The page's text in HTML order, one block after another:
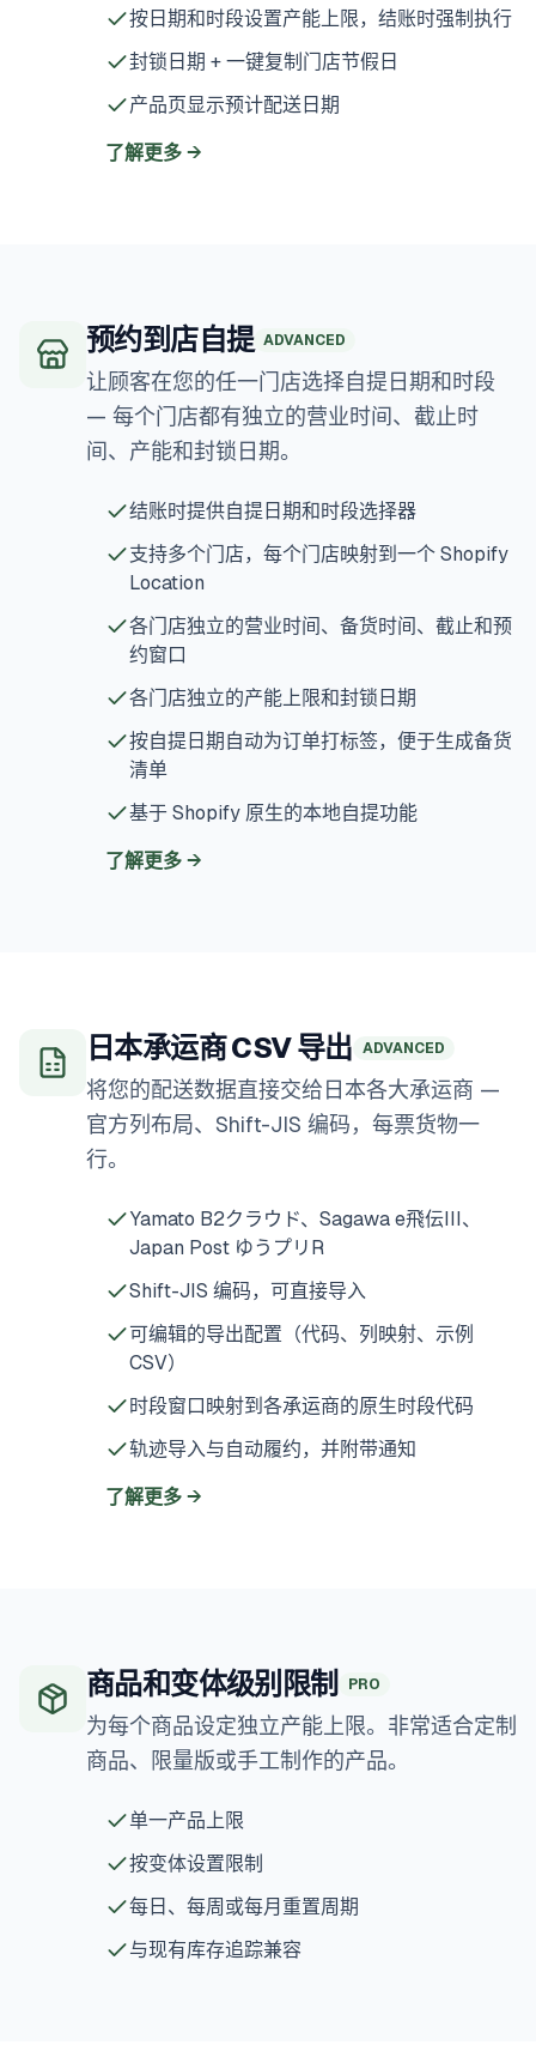
按日期和时段设置产能上限，结账时强制执行
封锁日期 + 一键复制门店节假日
产品页显示预计配送日期
了解更多 →
预约到店自提 ADVANCED
让顾客在您的任一门店选择自提日期和时段
— 每个门店都有独立的营业时间、截止时
间、产能和封锁日期。
结账时提供自提日期和时段选择器
支持多个门店，每个门店映射到一个 Shopify
Location
各门店独立的营业时间、备货时间、截止和预
约窗口
各门店独立的产能上限和封锁日期
按自提日期自动为订单打标签，便于生成备货
清单
基于 Shopify 原生的本地自提功能
了解更多 →
日本承运商 CSV 导出 ADVANCED
将您的配送数据直接交给日本各大承运商 —
官方列布局、Shift-JIS 编码，每票货物一
行。
Yamato B2クラウド、Sagawa e飛伝III、
Japan Post ゆうプリR
Shift-JIS 编码，可直接导入
可编辑的导出配置（代码、列映射、示例
CSV）
时段窗口映射到各承运商的原生时段代码
轨迹导入与自动履约，并附带通知
了解更多 →
商品和变体级别限制 PRO
为每个商品设定独立产能上限。非常适合定制
商品、限量版或手工制作的产品。
单一产品上限
按变体设置限制
每日、每周或每月重置周期
与现有库存追踪兼容